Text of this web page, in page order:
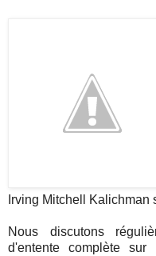
Irving Mitchell Kalichman
Nous discutons
d'entente complète